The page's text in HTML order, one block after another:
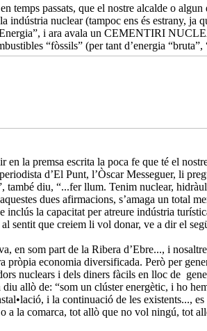
temps passats, que el nostre alcalde o
indústria nuclear (tampoc ens és estrany,
i ara avala un CEMENTIRI
“fòssils” (per tant d’energia “bruta”,
en la premsa escrita la poca fe que té el
d’El Punt, l’Òscar Messeguer, li
també diu, “...fer llum. Tenim nuclear,
dues afirmacions, s’amaga un total
inclús la capacitat per atreure indústria
sentit que creiem li vol donar, ve a dir el
en som part de la Ribera d’Ebre..., i
pròpia economia diversificada. Però per
nuclears i dels diners fàcils en lloc de
allò de: “som un clúster energètic, i ho
i la continuació de les existents...,
a la comarca, tot allò que no vol ningú, tot